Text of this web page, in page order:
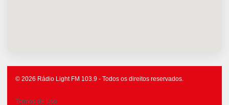
© 2026 Rádio Light FM 103.9 - Todos os direitos reservados.
Termos de Uso